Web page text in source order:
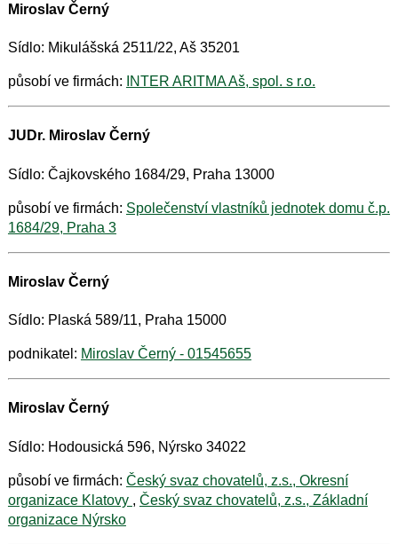
Miroslav Černý
Sídlo: Mikulášská 2511/22, Aš 35201
působí ve firmách: INTER ARITMA Aš, spol. s r.o.
JUDr. Miroslav Černý
Sídlo: Čajkovského 1684/29, Praha 13000
působí ve firmách: Společenství vlastníků jednotek domu č.p.
1684/29, Praha 3
Miroslav Černý
Sídlo: Plaská 589/11, Praha 15000
podnikatel: Miroslav Černý - 01545655
Miroslav Černý
Sídlo: Hodousická 596, Nýrsko 34022
působí ve firmách: Český svaz chovatelů, z.s., Okresní
organizace Klatovy , Český svaz chovatelů, z.s., Základní
organizace Nýrsko